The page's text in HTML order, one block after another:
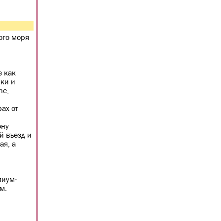
моря
как
и
от
въезд и
а